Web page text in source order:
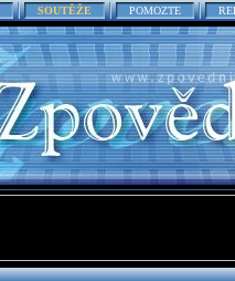
SOUTĚŽE POMOZTE